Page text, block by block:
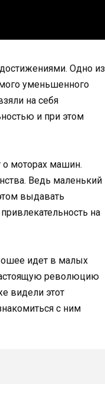
Одно из
уменьшенного
на себя
и при этом
о моторах машин.
Ведь маленький
выдавать
на
идет в малых
революцию
видели этот
с ним